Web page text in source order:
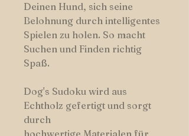
Deinen Hund, sich seine
Belohnung durch intelligentes
Spielen zu holen. So macht
Suchen und Finden richtig
Spaß.
Dog's Sudoku wird aus
Echtholz gefertigt und sorgt
durch